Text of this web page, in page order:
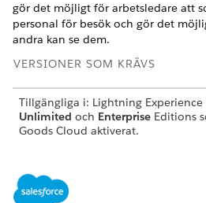
gör det möjligt för arbetsledare att
personal för besök och gör det
andra kan se dem.
VERSIONER SOM KRÄVS
Tillgängliga i: Lightning Experience
Unlimited och Enterprise Editions
Goods Cloud aktiverat.
Du kan manuellt förbättra
lägga till värden i